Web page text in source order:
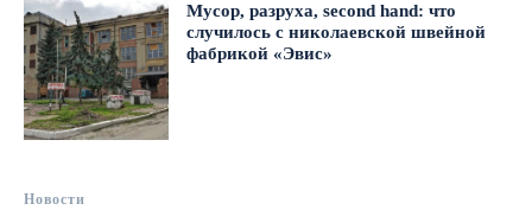
Мусор, разруха, second hand: что
случилось с николаевской швейной
фабрикой «Эвис»
Новости